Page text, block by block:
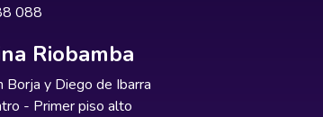
088
Riobamba
Borja y Diego de Ibarra
- Primer piso alto